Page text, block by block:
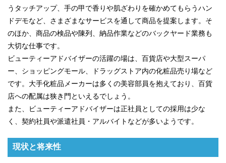
うタッチアップ、手の甲で香りや肌ざわりを確かめてもらうハン
ドデモなど、さまざまなサービスを通して商品を提案します。そ
のほか、商品の検品や陳列、納品作業などのバックヤード業務も
大切な仕事です。
ビューティーアドバイザーの活躍の場は、百貨店や大型スーパ
ー、ショッピングモール、ドラッグストア内の化粧品売り場など
です。大手化粧品メーカーは多くの美容部員を抱えており、百貨
店への配属は狭き門といえるでしょう。
また、ビューティーアドバイザーは正社員としての採用は少な
く、契約社員や派遣社員・アルバイトなどが多いようです。
現状と将来性